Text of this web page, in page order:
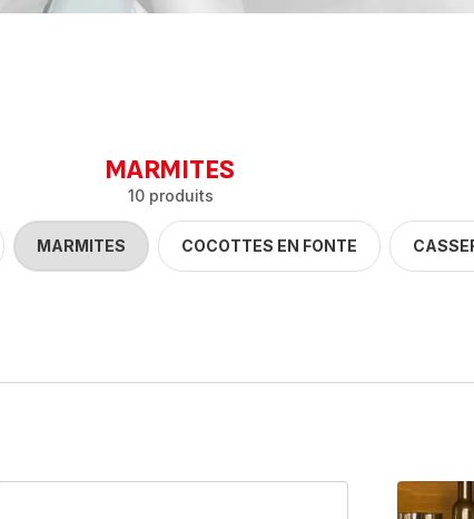
MARMITES
10 produits
MARMITES COCOTTES EN FONTE